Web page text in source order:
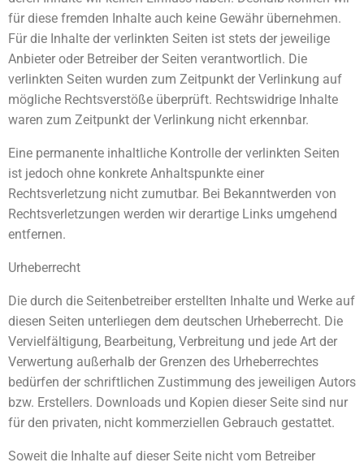
für diese fremden Inhalte auch keine Gewähr übernehmen.
Für die Inhalte der verlinkten Seiten ist stets der jeweilige
Anbieter oder Betreiber der Seiten verantwortlich. Die
verlinkten Seiten wurden zum Zeitpunkt der Verlinkung auf
mögliche Rechtsverstöße überprüft. Rechtswidrige Inhalte
waren zum Zeitpunkt der Verlinkung nicht erkennbar.
Eine permanente inhaltliche Kontrolle der verlinkten Seiten
ist jedoch ohne konkrete Anhaltspunkte einer
Rechtsverletzung nicht zumutbar. Bei Bekanntwerden von
Rechtsverletzungen werden wir derartige Links umgehend
entfernen.
Urheberrecht
Die durch die Seitenbetreiber erstellten Inhalte und Werke auf
diesen Seiten unterliegen dem deutschen Urheberrecht. Die
Vervielfältigung, Bearbeitung, Verbreitung und jede Art der
Verwertung außerhalb der Grenzen des Urheberrechtes
bedürfen der schriftlichen Zustimmung des jeweiligen Autors
bzw. Erstellers. Downloads und Kopien dieser Seite sind nur
für den privaten, nicht kommerziellen Gebrauch gestattet.
Soweit die Inhalte auf dieser Seite nicht vom Betreiber